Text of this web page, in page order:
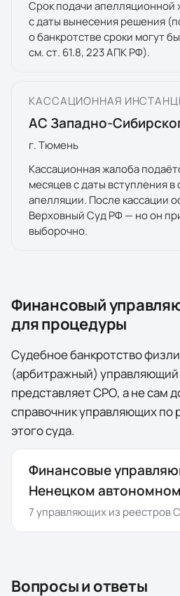
Срок подачи апелляционной
с даты вынесения решения
о банкротстве сроки могут
см. ст. 61.8, 223 АПК РФ).
КАССАЦИОННАЯ
АС Западно-
г.Тюмень
Кассационная жалоба
месяцев с даты вступления
апелляции. После кассации
Верховный Суд РФ — но он
выборочно.
Финансовый
для процедуры
Судебное банкротство
(арбитражный) управляющий
представляет СРО, а не сам
справочник управляющих по
этого суда.
Финансовые
Ненецком
7управляющихиз реестров
Вопросы и ответы